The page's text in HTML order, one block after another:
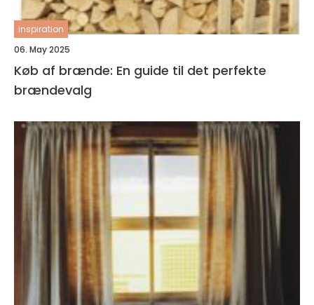
inspiration
06. May 2025
Køb af brænde: En guide til det perfekte
brændevalg